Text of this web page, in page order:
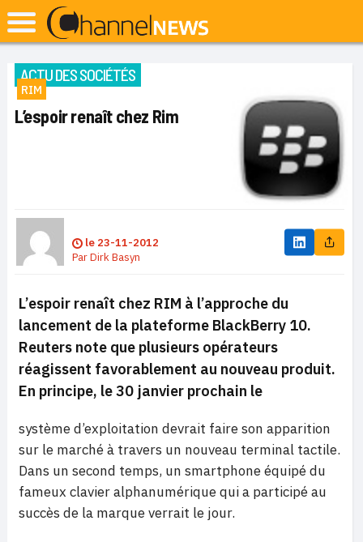
ACTU DES SOCIÉTÉS
RIM
L’espoir renaît chez Rim
le 23-11-2012
ParDirk Basyn
L’espoir renaît chez RIM à l’approche du
lancement de la plateforme BlackBerry 10.
Reuters note que plusieurs opérateurs
réagissent favorablement au nouveau produit.
En principe, le 30 janvier prochain le
système d’exploitation devrait faire son apparition
sur le marché à travers un nouveau terminal tactile.
Dans un second temps, un smartphone équipé du
fameux clavier alphanumérique qui a participé au
succès de la marque verrait le jour.